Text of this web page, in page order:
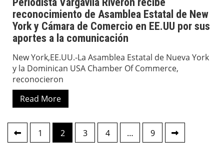
reconocimiento de Asamblea Estatal de New
York y Cámara de Comercio en EE.UU por sus
aportes a la comunicación
New York,EE.UU.-La Asamblea Estatal de Nueva York
y la Dominican USA Chamber Of Commerce,
reconocieron
Read More
Paginación
de
1 2 3 4 … 9